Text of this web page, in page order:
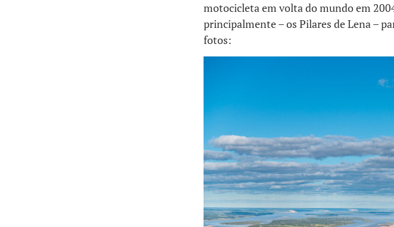
motocicleta em volta do mundo em
principalmente – os Pilares de Lena –
fotos: